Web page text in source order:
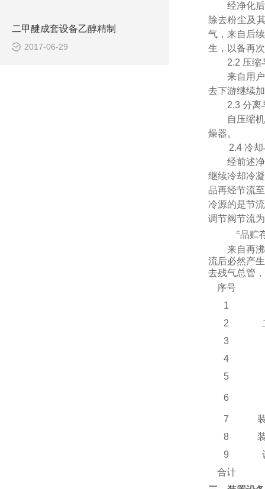
二甲醚成套设备乙醇精制
2017-06-29
经净化
除去粉尘及
气，来自后
生，以备再
2.2 压缩
来自用
去下游继续
2.3 分离
自压缩
燥器。
2.4 冷
经前述
继续冷却冷
品再经节流至
冷源的是节
调节阀节流
产品贮
来自再
流后必然产
去残气总管
序号
1
2
3
4
5
6
7
8
9
合计